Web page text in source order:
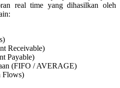
real time yang dihasilkan oleh
Receivable)
Payable)
(FIFO / AVERAGE)
Flows)